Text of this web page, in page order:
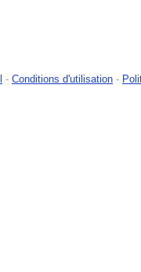
- Conditions d'utilisation -